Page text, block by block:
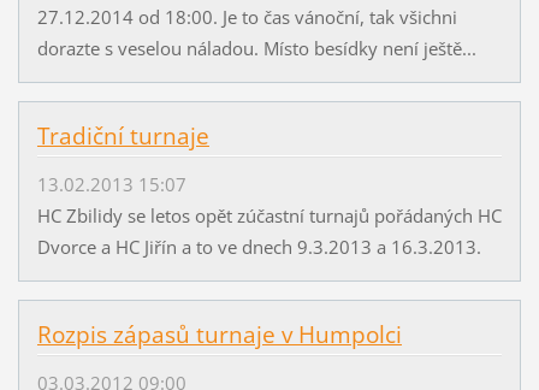
27.12.2014 od 18:00. Je to čas vánoční, tak všichni
dorazte s veselou náladou. Místo besídky není ještě...
Tradiční turnaje
13.02.2013 15:07
HC Zbilidy se letos opět zúčastní turnajů pořádaných HC
Dvorce a HC Jiřín a to ve dnech 9.3.2013 a 16.3.2013.
Rozpis zápasů turnaje v Humpolci
03.03.2012 09:00